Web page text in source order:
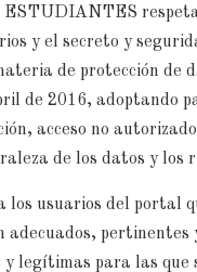
y el secreto y
de protección de
de 2016, adoptando
acceso no
de los datos y los
los usuarios del portal
pertinentes
legítimas para las que